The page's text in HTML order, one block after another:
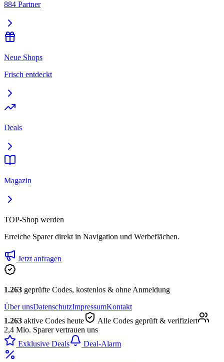
884 Partner
Neue Shops
Frisch entdeckt
Deals
Magazin
TOP-Shop werden
Erreiche Sparer direkt in Navigation und Werbeflächen.
Jetzt anfragen
1.263 geprüfte Codes, kostenlos & ohne Anmeldung
Über unsDatenschutzImpressumKontakt
1.263 aktive Codes heute
Alle Codes geprüft & verifiziert
2,4 Mio. Sparer vertrauen uns
Exklusive Deals
Deal-Alarm